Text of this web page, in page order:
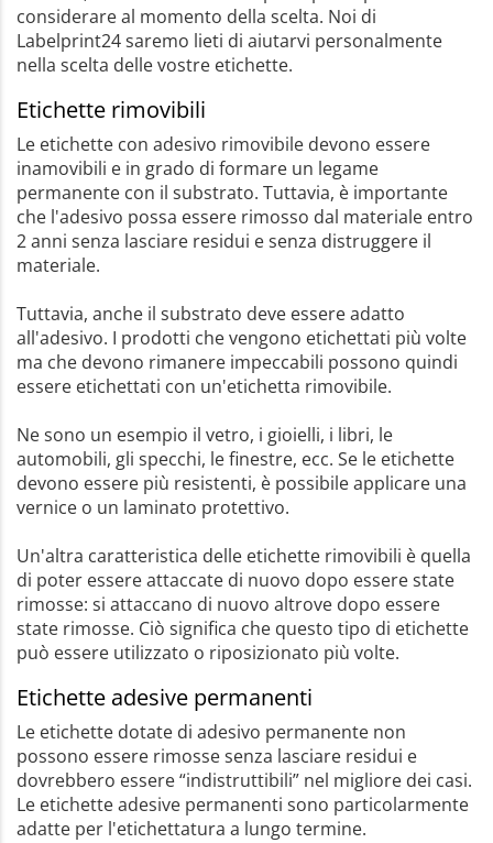
considerare al momento della scelta. Noi di
Labelprint24 saremo lieti di aiutarvi personalmente
nella scelta delle vostre etichette.
Etichette rimovibili
Le etichette con adesivo rimovibile devono essere
inamovibili e in grado di formare un legame
permanente con il substrato. Tuttavia, è importante
che l'adesivo possa essere rimosso dal materiale entro
2 anni senza lasciare residui e senza distruggere il
materiale.
Tuttavia, anche il substrato deve essere adatto
all'adesivo. I prodotti che vengono etichettati più volte
ma che devono rimanere impeccabili possono quindi
essere etichettati con un'etichetta rimovibile.
Ne sono un esempio il vetro, i gioielli, i libri, le
automobili, gli specchi, le finestre, ecc. Se le etichette
devono essere più resistenti, è possibile applicare una
vernice o un laminato protettivo.
Un'altra caratteristica delle etichette rimovibili è quella
di poter essere attaccate di nuovo dopo essere state
rimosse: si attaccano di nuovo altrove dopo essere
state rimosse. Ciò significa che questo tipo di etichette
può essere utilizzato o riposizionato più volte.
Etichette adesive permanenti
Le etichette dotate di adesivo permanente non
possono essere rimosse senza lasciare residui e
dovrebbero essere “indistruttibili” nel migliore dei casi.
Le etichette adesive permanenti sono particolarmente
adatte per l'etichettatura a lungo termine.